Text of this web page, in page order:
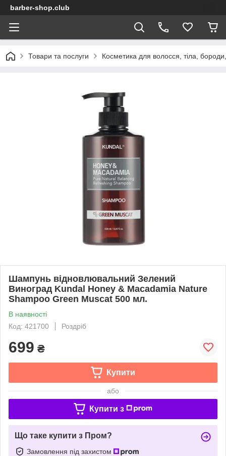
barber-shop.club
Товари та послуги Косметика для волосся, тіла,
Шампунь відновлювальний Зелений
Виноград Kundal Honey & Macadamia Nature
Shampoo Green Muscat 500 мл.
В наявності
Код: 421700
Роздріб
699 ₴
Купити
або
Купити з
Що таке купити з Пром?
Замовлення під захистом